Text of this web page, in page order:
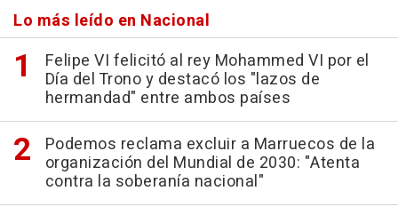
Lo más leído en Nacional
Felipe VI felicitó al rey Mohammed VI por el
Día del Trono y destacó los "lazos de
hermandad" entre ambos países
Podemos reclama excluir a Marruecos de la
organización del Mundial de 2030: "Atenta
contra la soberanía nacional"